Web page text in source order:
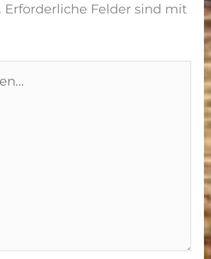
Erforderliche Felder sind mit